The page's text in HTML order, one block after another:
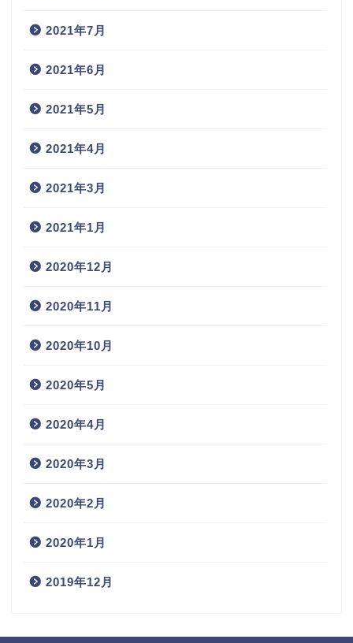
2021年7月
2021年6月
2021年5月
2021年4月
2021年3月
2021年1月
2020年12月
2020年11月
2020年10月
2020年5月
2020年4月
2020年3月
2020年2月
2020年1月
2019年12月